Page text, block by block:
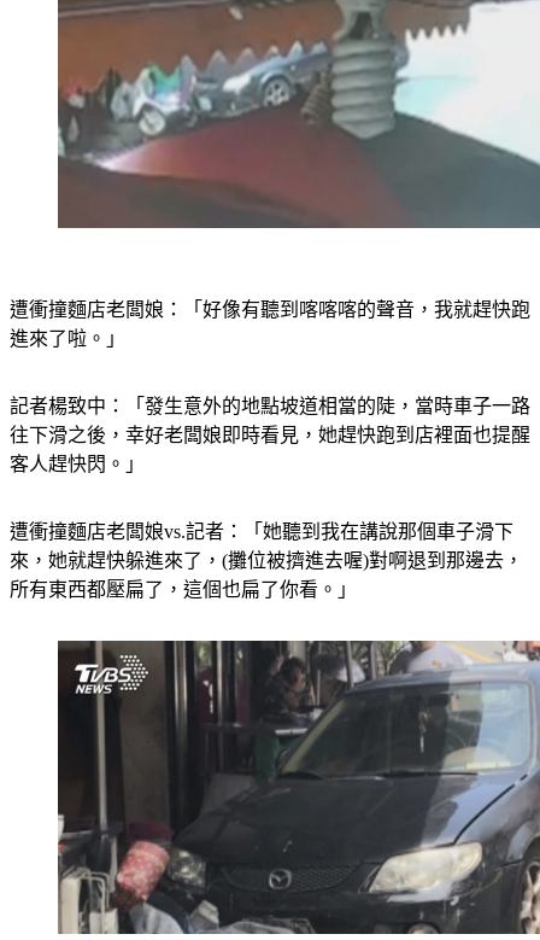
遭衝撞麵店老闆娘：「好像有聽到喀喀喀的聲音，我就趕快跑
進來了啦。」
記者楊致中：「發生意外的地點坡道相當的陡，當時車子一路
往下滑之後，幸好老闆娘即時看見，她趕快跑到店裡面也提醒
客人趕快閃。」
遭衝撞麵店老闆娘vs.記者：「她聽到我在講說那個車子滑下
來，她就趕快躲進來了，(攤位被擠進去喔)對啊退到那邊去，
所有東西都壓扁了，這個也扁了你看。」